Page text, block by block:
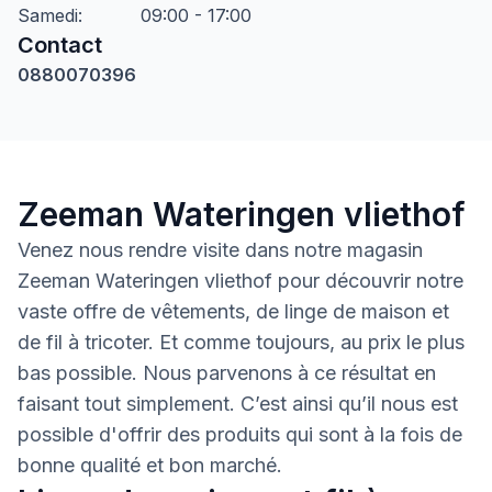
Samedi: 09:00 - 17:00
Contact
0880070396
Zeeman Wateringen vliethof
Venez nous rendre visite dans notre magasin
Zeeman Wateringen vliethof pour découvrir notre
vaste offre de vêtements, de linge de maison et
de fil à tricoter. Et comme toujours, au prix le plus
bas possible. Nous parvenons à ce résultat en
faisant tout simplement. C’est ainsi qu’il nous est
possible d'offrir des produits qui sont à la fois de
bonne qualité et bon marché.